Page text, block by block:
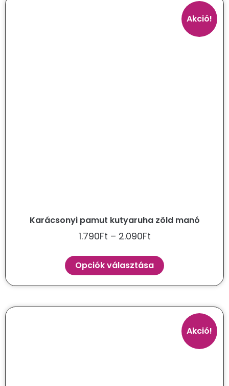
Akció!
Karácsonyi pamut kutyaruha zöld manó
1.790Ft – 2.090Ft
Opciók választása
Akció!